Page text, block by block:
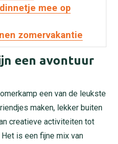
mee op
zomervakantie
een avontuur
een van de leukste
maken, lekker buiten
creatieve activiteiten tot
is een fijne mix van